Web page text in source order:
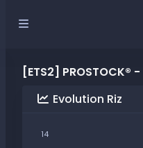
[ETS2] PROSTOCK® -
Evolution Riz
14